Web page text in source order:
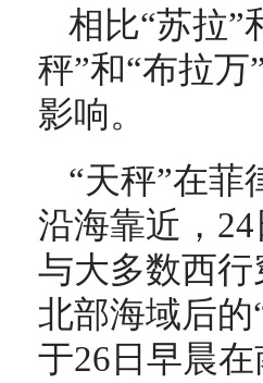
相比“苏拉”
秤”和“布拉
影响。
“天秤”在菲
沿海靠近，
与大多数西
北部海域后
于26日早晨